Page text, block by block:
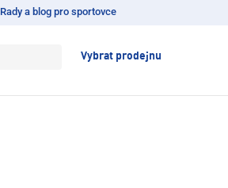
Rady a blog pro sportovce
Vybrat prodejnu